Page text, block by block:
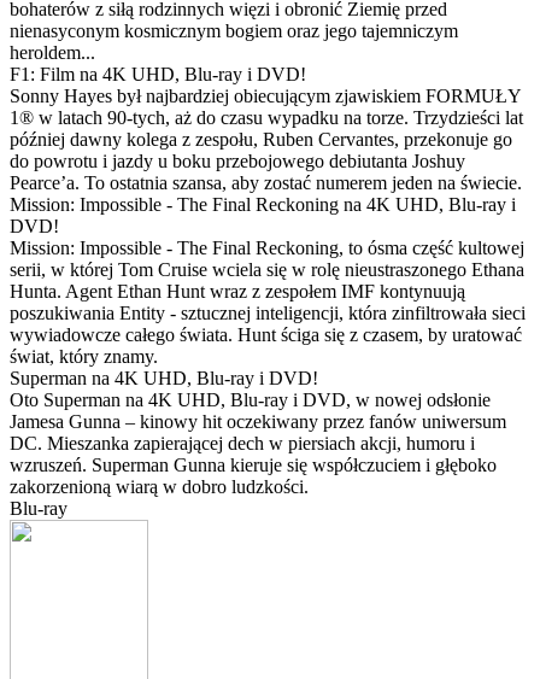
bohaterów z siłą rodzinnych więzi i obronić Ziemię przed
nienasyconym kosmicznym bogiem oraz jego tajemniczym
heroldem...
F1: Film na 4K UHD, Blu-ray i DVD!
Sonny Hayes był najbardziej obiecującym zjawiskiem FORMUŁY
1® w latach 90-tych, aż do czasu wypadku na torze. Trzydzieści lat
później dawny kolega z zespołu, Ruben Cervantes, przekonuje go
do powrotu i jazdy u boku przebojowego debiutanta Joshuy
Pearce’a. To ostatnia szansa, aby zostać numerem jeden na świecie.
Mission: Impossible - The Final Reckoning na 4K UHD, Blu-ray i
DVD!
Mission: Impossible - The Final Reckoning, to ósma część kultowej
serii, w której Tom Cruise wciela się w rolę nieustraszonego Ethana
Hunta. Agent Ethan Hunt wraz z zespołem IMF kontynuują
poszukiwania Entity - sztucznej inteligencji, która zinfiltrowała sieci
wywiadowcze całego świata. Hunt ściga się z czasem, by uratować
świat, który znamy.
Superman na 4K UHD, Blu-ray i DVD!
Oto Superman na 4K UHD, Blu-ray i DVD, w nowej odsłonie
Jamesa Gunna – kinowy hit oczekiwany przez fanów uniwersum
DC. Mieszanka zapierającej dech w piersiach akcji, humoru i
wzruszeń. Superman Gunna kieruje się współczuciem i głęboko
zakorzenioną wiarą w dobro ludzkości.
Blu-ray